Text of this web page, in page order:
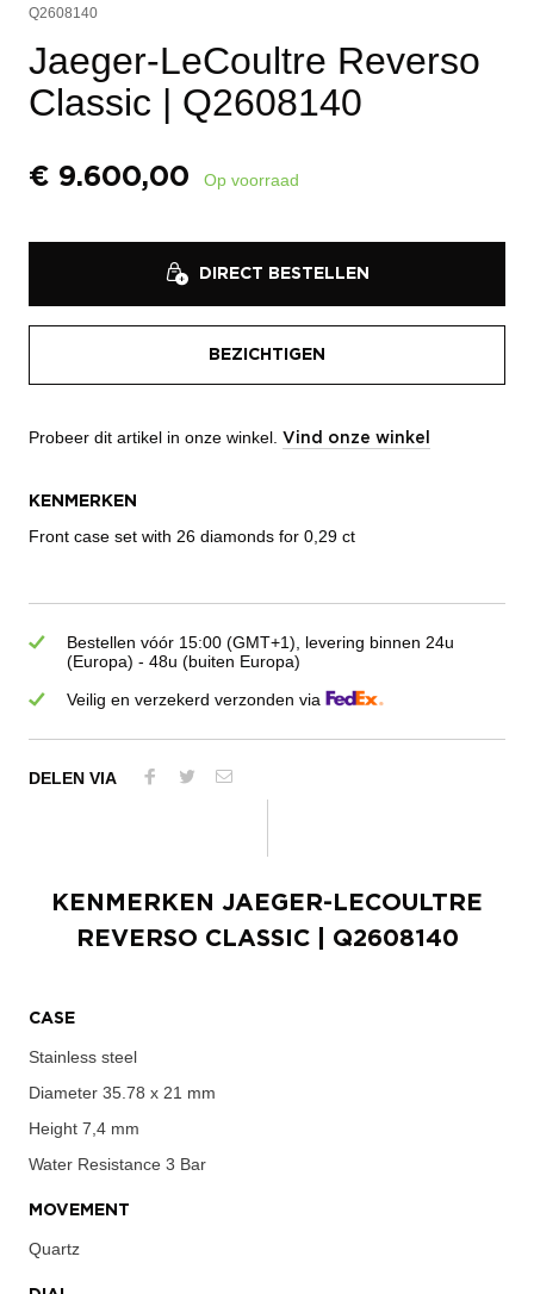
Q2608140
Jaeger-LeCoultre Reverso
Classic | Q2608140
€ 9.600,00 Op voorraad
DIRECT BESTELLEN
BEZICHTIGEN
Probeer dit artikel in onze winkel. Vind onze winkel
KENMERKEN
Front case set with 26 diamonds for 0,29 ct
Bestellen vóór 15:00 (GMT+1), levering binnen 24u
(Europa) - 48u (buiten Europa)
Veilig en verzekerd verzonden via
DELEN VIA
KENMERKEN JAEGER-LECOULTRE
REVERSO CLASSIC| Q2608140
CASE
Stainless steel
Diameter 35.78 x 21 mm
Height 7,4 mm
Water Resistance 3 Bar
MOVEMENT
Quartz